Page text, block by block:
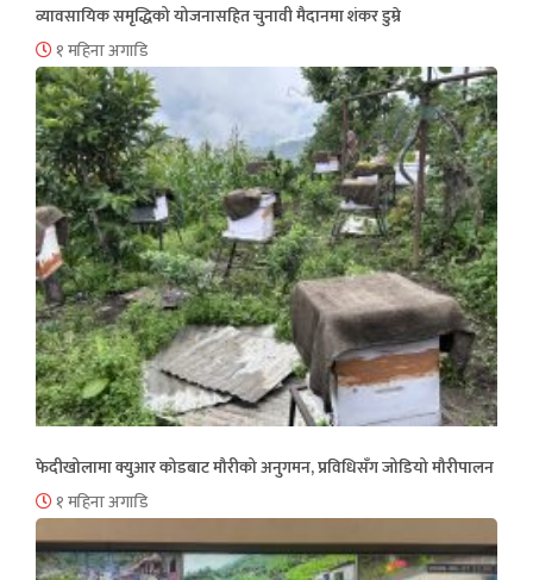
व्यावसायिक समृद्धिको योजनासहित चुनावी मैदानमा शंकर डुम्रे
१ महिना अगाडि
फेदीखोलामा क्युआर कोडबाट मौरीको अनुगमन, प्रविधिसँग जोडियो मौरीपालन
१ महिना अगाडि